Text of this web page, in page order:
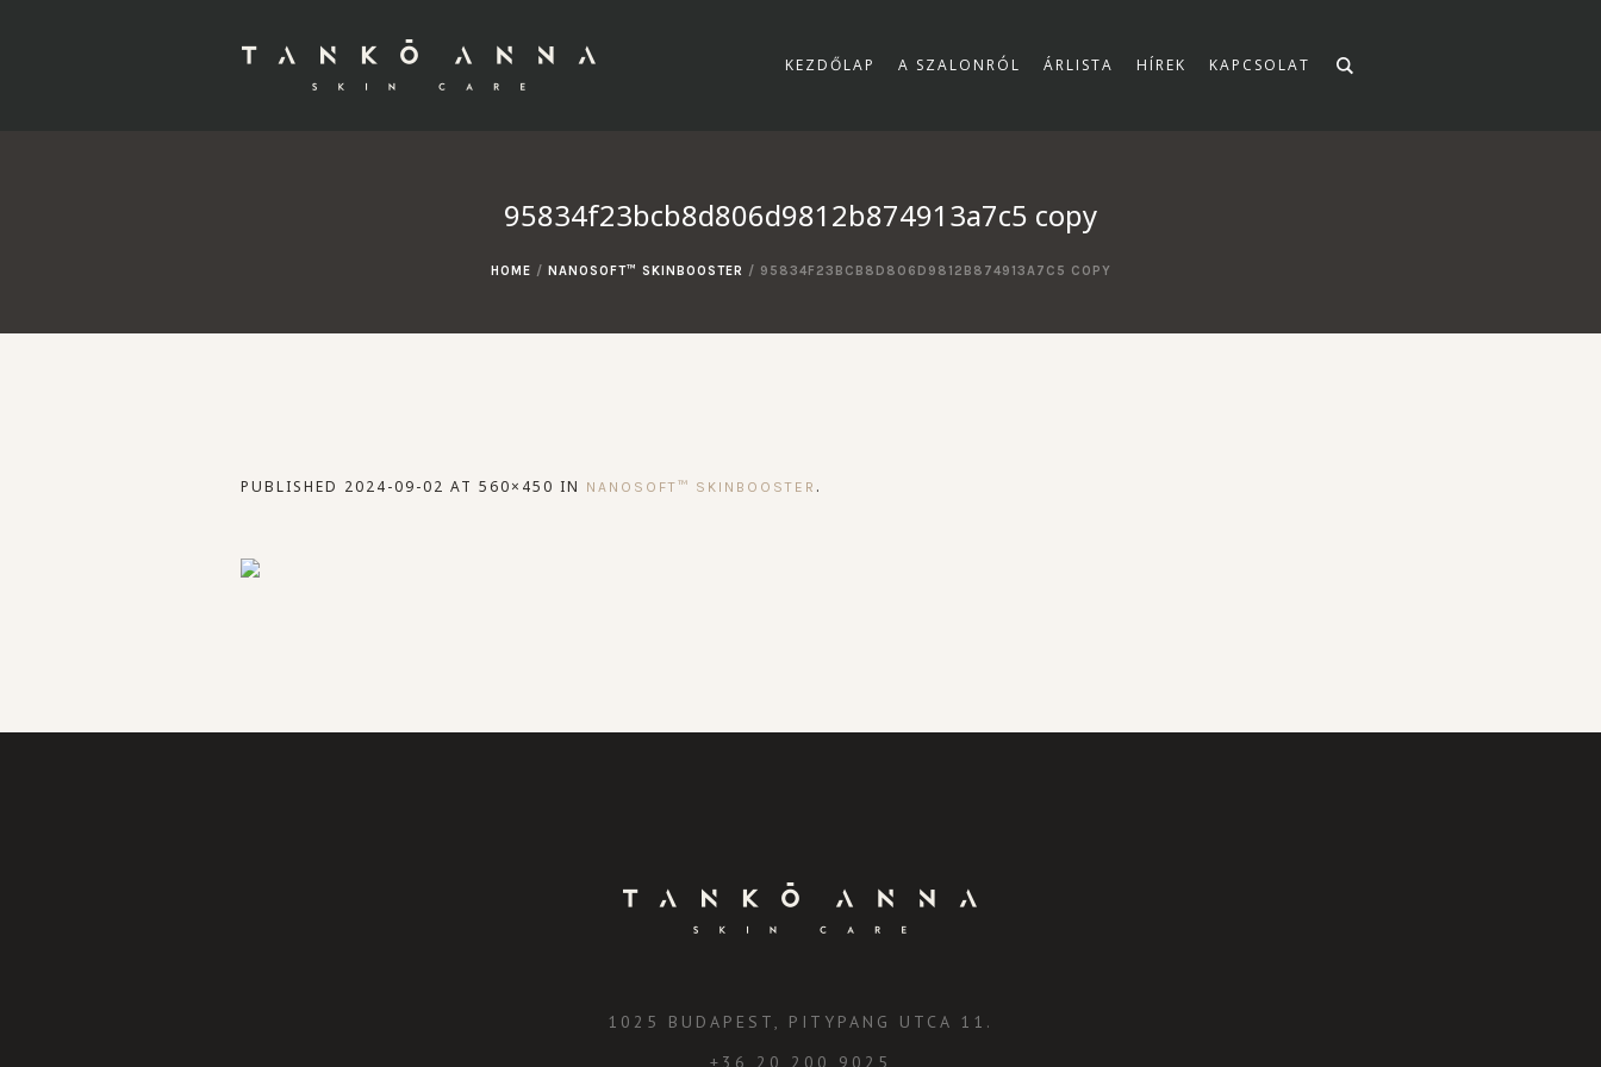
KEZDŐLAP A SZALONRÓL ÁRLISTA HÍREK KAPCSOLAT
95834f23bcb8d806d9812b874913a7c5 copy
HOME / NANOSOFT™ SKINBOOSTER / 95834F23BCB8D806D9812B874913A7C5 COPY
PUBLISHED 2024-09-02 AT 560×450 IN NANOSOFT™ SKINBOOSTER .
1025 BUDAPEST, PITYPANG UTCA 11.
+36 20 200 9025